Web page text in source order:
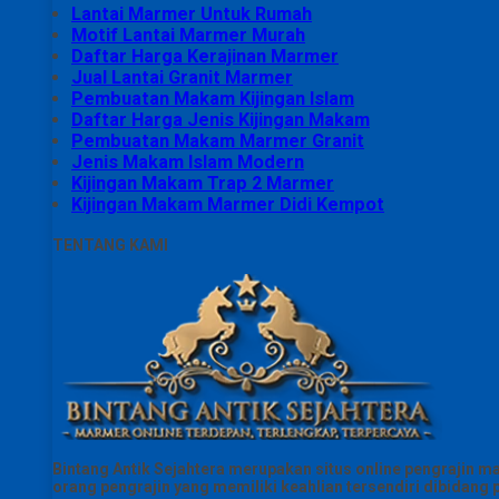
Lantai Marmer Untuk Rumah
Motif Lantai Marmer Murah
Daftar Harga Kerajinan Marmer
Jual Lantai Granit Marmer
Pembuatan Makam Kijingan Islam
Daftar Harga Jenis Kijingan Makam
Pembuatan Makam Marmer Granit
Jenis Makam Islam Modern
Kijingan Makam Trap 2 Marmer
Kijingan Makam Marmer Didi Kempot
TENTANG KAMI
Bintang Antik Sejahtera merupakan situs online pengrajin
orang pengrajin yang memiliki keahlian tersendiri dibidang